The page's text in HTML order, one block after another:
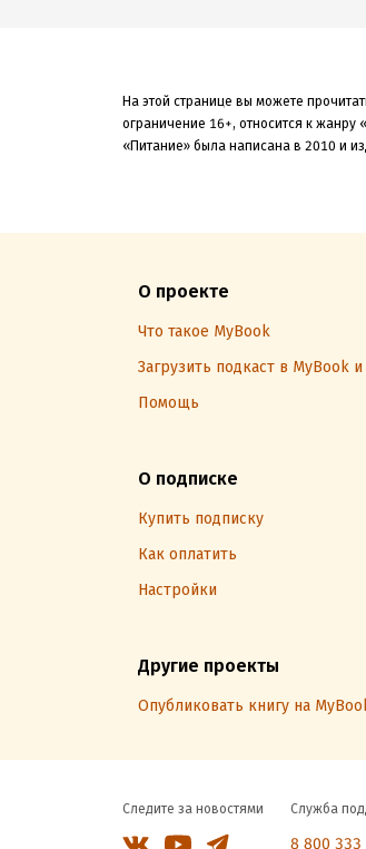
На этой странице вы можете
ограничение 16+, относится к жанру
«Питание» была написана в 2010 и
О проекте
Что такое MyBook
Загрузить подкаст в MyBook
Помощь
О подписке
Купить подписку
Как оплатить
Настройки
Другие проекты
Опубликовать книгу на
Следите за новостями Служба
8 800 333